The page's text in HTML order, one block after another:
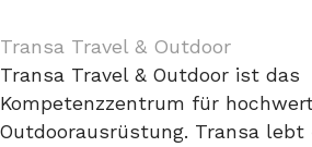
Transa Travel & Outdoor
Transa Travel & Outdoor ist das
Kompetenzzentrum für
Outdoorausrüstung. Transa lebt